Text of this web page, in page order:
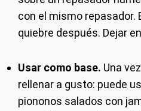
con el mismo repasador.
quiebre después. Dejar
Usar como base. Una
rellenar a gusto: puede
piononos salados con